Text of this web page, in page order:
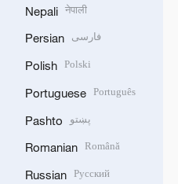
Nepali नेपाली
Persian فارسی
Polish Polski
Portuguese Português
Pashto پښتو
Romanian Română
Russian Русский